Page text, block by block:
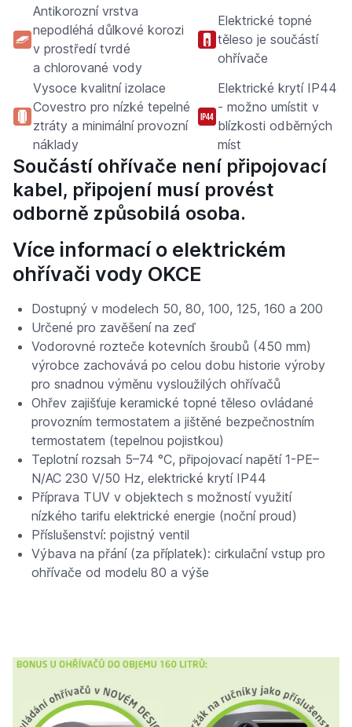
Antikorozní vrstva
nepodléhá důlkové korozi
v prostředí tvrdé
a chlorované vody
Elektrické topné
těleso je součástí
ohřívače
Vysoce kvalitní izolace
Covestro pro nízké tepelné
ztráty a minimální provozní
náklady
Elektrické krytí IP44
- možno umístit v
blízkosti odběrných
míst
Součástí ohřívače není připojovací
kabel, připojení musí provést
odborně způsobilá osoba.
Více informací o elektrickém
ohřívači vody OKCE
Dostupný v modelech 50, 80, 100, 125, 160 a 200
Určené pro zavěšení na zeď
Vodorovné rozteče kotevních šroubů (450 mm)
výrobce zachovává po celou dobu historie výroby
pro snadnou výměnu vysloužilých ohřívačů
Ohřev zajišťuje keramické topné těleso ovládané
provozním termostatem a jištěné bezpečnostním
termostatem (tepelnou pojistkou)
Teplotní rozsah 5–74 °C, připojovací napětí 1-PE–
N/AC 230 V/50 Hz, elektrické krytí IP44
Příprava TUV v objektech s možností využití
nízkého tarifu elektrické energie (noční proud)
Příslušenství: pojistný ventil
Výbava na přání (za příplatek): cirkulační vstup pro
ohřívače od modelu 80 a výše